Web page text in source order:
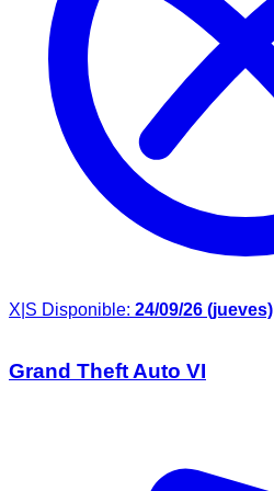
X|S Disponible: 24/09/26 (jueves)
Grand Theft Auto VI